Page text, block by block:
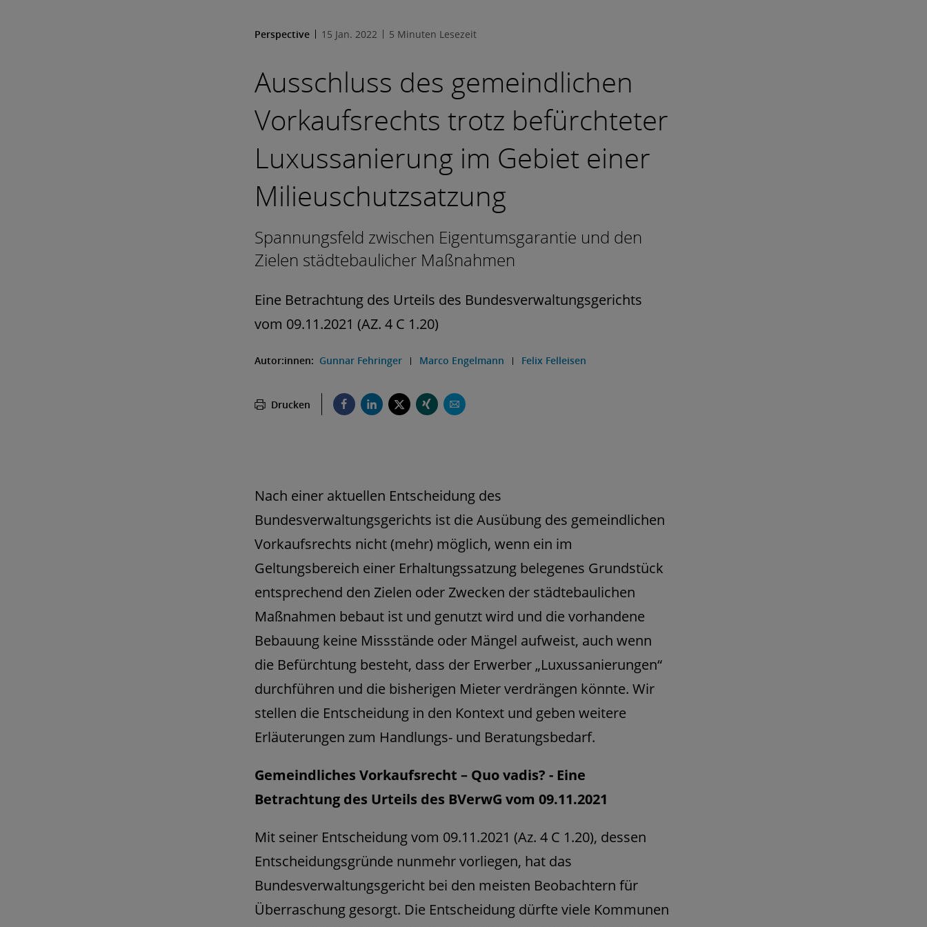
Perspective 15 Jan. 2022 5 Minuten Lesezeit
Ausschluss des gemeindlichen
Vorkaufs­rechts trotz befürchteter
Luxussanierung im Gebiet einer
Milieuschutzsatzung
Spannungsfeld zwischen Eigentumsgarantie und den
Zielen städtebaulicher Maßnahmen
Eine Betrachtung des Urteils des Bundesverwaltungsgerichts
vom 09.11.2021 (AZ. 4 C 1.20)
Autor:innen: Gunnar Fehringer Marco Engelmann Felix Felleisen
Drucken
Nach einer aktuellen Entscheidung des
Bundesverwaltungsgerichts ist die Ausübung des gemeindlichen
Vorkaufsrechts nicht (mehr) möglich, wenn ein im
Geltungsbereich einer Erhaltungssatzung belegenes Grundstück
entsprechend den Zielen oder Zwecken der städtebaulichen
Maßnahmen bebaut ist und genutzt wird und die vorhandene
Bebauung keine Missstände oder Mängel aufweist, auch wenn
die Befürchtung besteht, dass der Erwerber „Luxussanierungen“
durchführen und die bisherigen Mieter verdrängen könnte. Wir
stellen die Entscheidung in den Kontext und geben weitere
Erläuterungen zum Handlungs- und Beratungsbedarf.
Gemeindliches Vorkaufsrecht – Quo vadis? - Eine
Betrachtung des Urteils des BVerwG vom 09.11.2021
Mit seiner Entscheidung vom 09.11.2021 (Az. 4 C 1.20), dessen
Entscheidungsgründe nunmehr vorliegen, hat das
Bundesverwaltungsgericht bei den meisten Beobachtern für
Überraschung gesorgt. Die Entscheidung dürfte viele Kommunen